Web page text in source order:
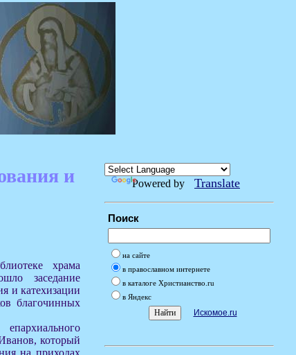
и
храма
заседание
и катехизации
благочинных
который
на приходах
Powered by Translate
Поиск
на сайте
в православном интернете
в каталоге Христианство.ru
в Яндекс
Искомое.ru